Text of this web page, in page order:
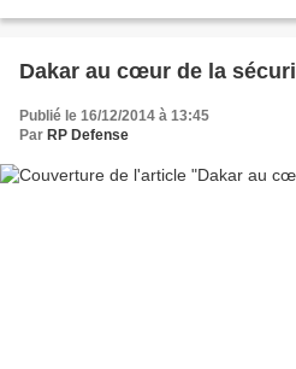
Dakar au cœur de la
Publié le 16/12/2014 à 13:45
Par RP Defense